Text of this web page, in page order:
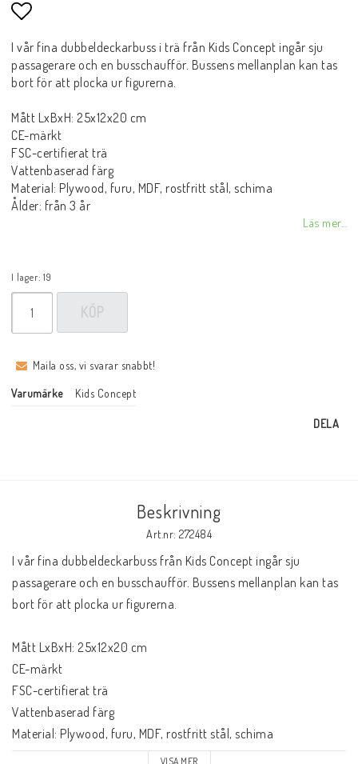
Lägg till i favoritlistan
I vår fina dubbeldeckarbuss i trä från Kids Concept ingår sju
passagerare och en busschaufför. Bussens mellanplan kan tas
bort för att plocka ur figurerna.
Mått LxBxH: 25x12x20 cm
CE-märkt
FSC-certifierat trä
Vattenbaserad färg
Material: Plywood, furu, MDF, rostfritt stål, schima
Ålder: från 3 år
Läs mer...
I lager: 19
KÖP
Maila oss, vi svarar snabbt!
Varumärke Kids Concept
DELA
Beskrivning
Art.nr: 272484
I vår fina dubbeldeckarbuss från Kids Concept ingår sju
passagerare och en busschaufför. Bussens mellanplan kan tas
bort för att plocka ur figurerna.
Mått LxBxH: 25x12x20 cm
CE-märkt
FSC-certifierat trä
Vattenbaserad färg
Material: Plywood, furu, MDF, rostfritt stål, schima
Ålder: från 3 år
VISA MER